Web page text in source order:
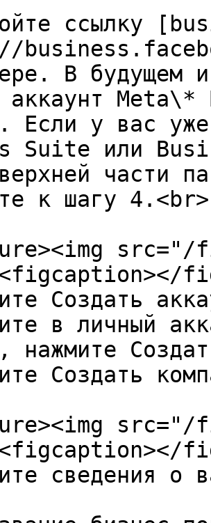
ссылку
В будущем
аккаунт
Если у вас
Suite или
части
к шагу 4.<br>
Создать
в личный
нажмите
Создать
сведения о